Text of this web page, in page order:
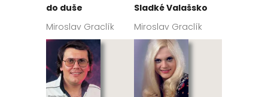
do duše
Miroslav Graclík
Sladké Valašsko
Miroslav Graclík